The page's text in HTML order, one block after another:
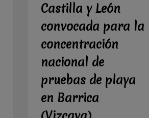
Castilla y León
convocada para la
concentración
nacional de
pruebas de playa
en Barrica